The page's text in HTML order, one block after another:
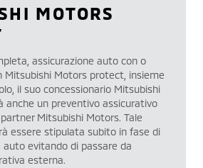
MOTORS
assicurazione auto con o
Mitsubishi Motors protect, insieme
il suo concessionario Mitsubishi
anche un preventivo assicurativo
Mitsubishi Motors. Tale
essere stipulata subito in fase di
evitando di passare da
esterna.